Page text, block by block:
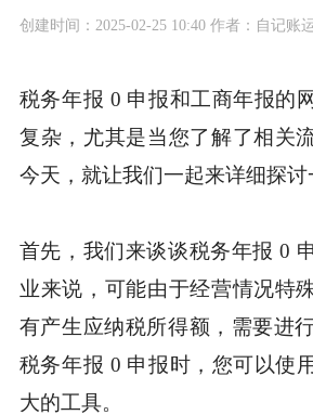
创建时间：2025-02-25 10:40 作者：自记账
税务年报 0 申报和工商年报的
复杂，尤其是当您了解了相关
今天，就让我们一起来详细探讨
首先，我们来谈谈税务年报 0
业来说，可能由于经营情况特
有产生应纳税所得额，需要进
税务年报 0 申报时，您可以使
大的工具。